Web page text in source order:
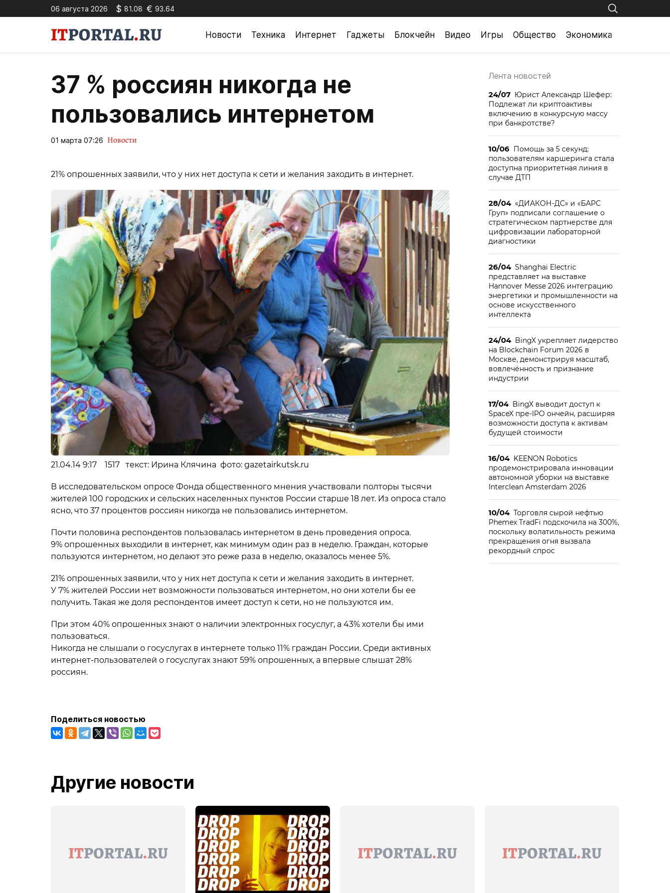
06 августа 2026 $ 81.08 € 93.64
Новости Техника Интернет Гаджеты Блокчейн Видео Игры Общество Экономика
37 % россиян никогда не
пользовались интернетом
01 марта 07:26 Новости
21% опрошенных заявили, что у них нет доступа к сети и желания заходить в интернет.
21.04.14 9:17 1517 текст: Ирина Клячина фото: gazetairkutsk.ru
В исследовательском опросе Фонда общественного мнения участвовали полторы тысячи
жителей 100 городских и сельских населенных пунктов России старше 18 лет. Из опроса стало
ясно, что 37 процентов россиян никогда не пользовались интернетом.
Почти половина респондентов пользовалась интернетом в день проведения опроса.
9% опрошенных выходили в интернет, как минимум один раз в неделю. Граждан, которые
пользуются интернетом, но делают это реже раза в неделю, оказалось менее 5%.
21% опрошенных заявили, что у них нет доступа к сети и желания заходить в интернет.
У 7% жителей России нет возможности пользоваться интернетом, но они хотели бы ее
получить. Такая же доля респондентов имеет доступ к сети, но не пользуются им.
При этом 40% опрошенных знают о наличии электронных госуслуг, а 43% хотели бы ими
пользоваться.
Никогда не слышали о госуслугах в интернете только 11% граждан России. Среди активных
интернет-пользователей о госуслугах знают 59% опрошенных, а впервые слышат 28%
россиян.
Поделиться новостью
Лента новостей
24/07 Юрист Александр Шефер:
Подлежат ли криптоактивы
включению в конкурсную массу
при банкротстве?
10/06 Помощь за 5 секунд:
пользователям каршеринга стала
доступна приоритетная линия в
случае ДТП
28/04 «ДИАКОН-ДС» и «БАРС
Груп» подписали соглашение о
стратегическом партнерстве для
цифровизации лабораторной
диагностики
26/04 Shanghai Electric
представляет на выставке
Hannover Messe 2026 интеграцию
энергетики и промышленности на
основе искусственного
интеллекта
24/04 BingX укрепляет лидерство
на Blockchain Forum 2026 в
Москве, демонстрируя масштаб,
вовлечённость и признание
индустрии
17/04 BingX выводит доступ к
SpaceX пре-IPO ончейн, расширяя
возможности доступа к активам
будущей стоимости
16/04 KEENON Robotics
продемонстрировала инновации
автономной уборки на выставке
Interclean Amsterdam 2026
10/04 Торговля сырой нефтью
Phemex TradFi подскочила на 300%,
поскольку волатильность режима
прекращения огня вызвала
рекордный спрос
Другие новости